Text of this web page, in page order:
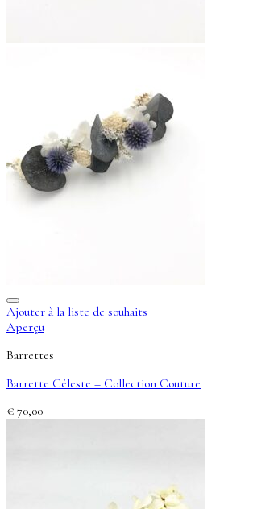
Ajouter à la liste de souhaits
Aperçu
Barrettes
Barrette Céleste – Collection Couture
€ 70,00